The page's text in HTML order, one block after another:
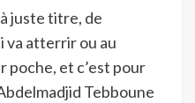
juste titre, de
va atterrir ou au
poche, et c’est pour
Tebboune